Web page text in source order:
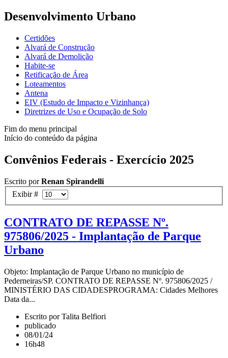
Desenvolvimento Urbano
Certidões
Alvará de Construção
Alvará de Demolição
Habite-se
Retificação de Área
Loteamentos
Antena
EIV (Estudo de Impacto e Vizinhança)
Diretrizes de Uso e Ocupação de Solo
Fim do menu principal
Início do conteúdo da página
Convênios Federais - Exercício 2025
Escrito porRenan Spirandelli
Exibir #
CONTRATO DE REPASSE Nº.
975806/2025 - Implantação de Parque
Urbano
Objeto: Implantação de Parque Urbano no município de
Pederneiras/SP. CONTRATO DE REPASSE Nº. 975806/2025 /
MINISTÉRIO DAS CIDADESPROGRAMA: Cidades Melhores
Data da...
Escrito por Talita Belfiori
publicado
08/01/24
16h48